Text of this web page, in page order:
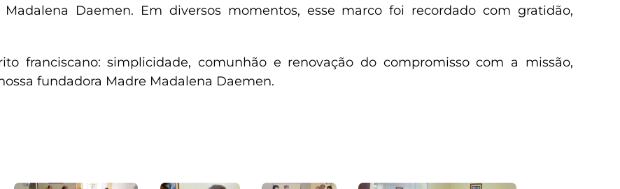
Daemen. Em diversos momentos, esse marco foi recordado com gratidão,
franciscano: simplicidade, comunhão e renovação do compromisso com a missão,
fundadora Madre Madalena Daemen.